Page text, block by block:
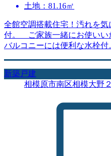
土地：81.16㎡
全館空調搭載住宅！汚れを
付。 ご家族一緒にお使い
バルコニーには便利な水栓付
新築戸建
相模原市南区相模大野